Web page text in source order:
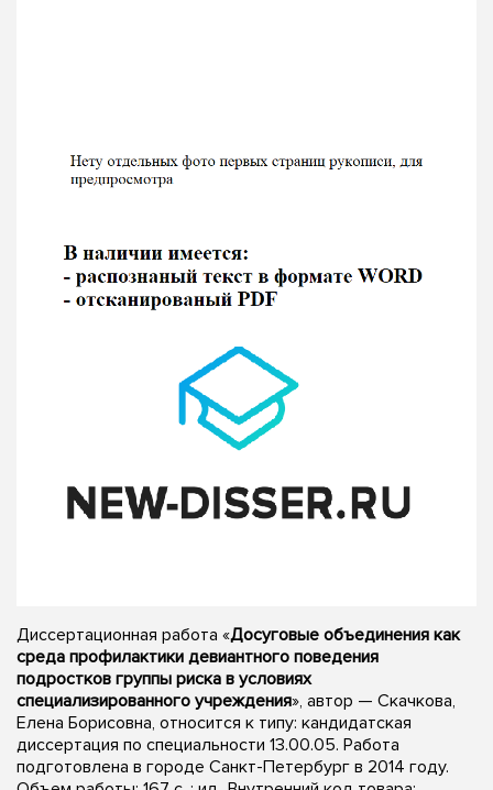
Диссертационная работа «Досуговые объединения как
среда профилактики девиантного поведения
подростков группы риска в условиях
специализированного учреждения», автор — Скачкова,
Елена Борисовна, относится к типу: кандидатская
диссертация по специальности 13.00.05. Работа
подготовлена в городе Санкт-Петербург в 2014 году.